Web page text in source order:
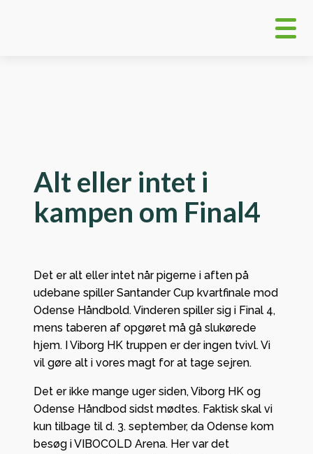
Alt eller intet i
kampen om Final4
Det er alt eller intet når pigerne i aften på
udebane spiller Santander Cup kvartfinale mod
Odense Håndbold. Vinderen spiller sig i Final 4,
mens taberen af opgøret må gå slukørede
hjem. I Viborg HK truppen er der ingen tvivl. Vi
vil gøre alt i vores magt for at tage sejren.
Det er ikke mange uger siden, Viborg HK og
Odense Håndbod sidst mødtes. Faktisk skal vi
kun tilbage til d. 3. september, da Odense kom
besøg i VIBOCOLD Arena. Her var det